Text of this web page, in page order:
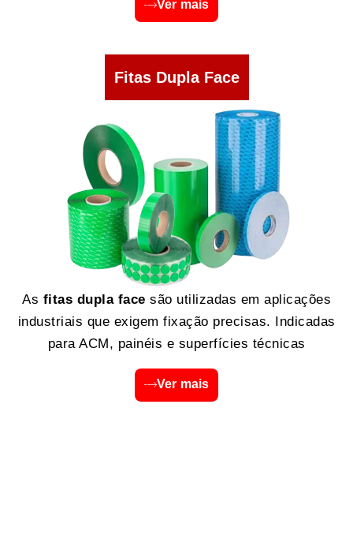
Ver mais
Fitas Dupla Face
As fitas dupla face são utilizadas em aplicações
industriais que exigem fixação precisas. Indicadas
para ACM, painéis e superfícies técnicas
Ver mais